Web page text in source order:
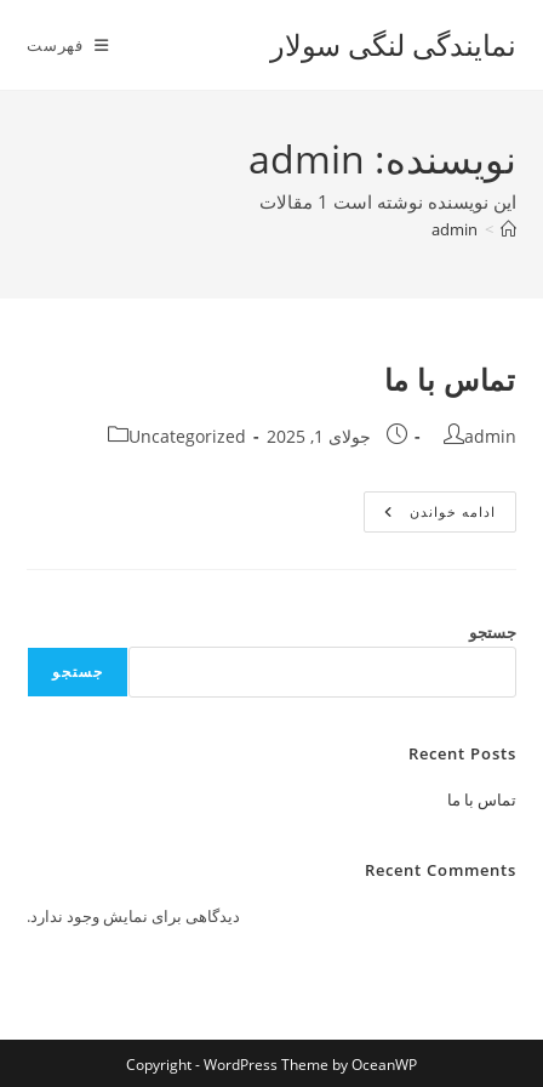
نمایندگی لنگی سولار فهرست
نویسنده: admin
این نویسنده نوشته است 1 مقالات
>
admin
تماس با ما
نویسندهٔ
admin
نوشته
شده
است:
جولای 1, 2025
دسته‌
Uncategorized
ادامه خواندنتماس
با
جستجو
جستجو
Recent Posts
تماس با ما
Recent Comments
دیدگاهی برای نمایش وجود ندارد.
Copyright - WordPress Theme by OceanWP